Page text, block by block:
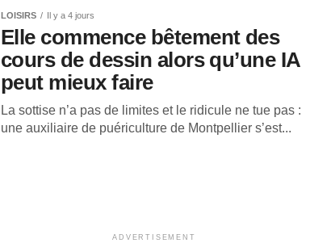
LOISIRS Il y a 4 jours
Elle commence bêtement des
cours de dessin alors qu’une IA
peut mieux faire
La sottise n’a pas de limites et le ridicule ne tue pas :
une auxiliaire de puériculture de Montpellier s’est...
ADVERTISEMENT